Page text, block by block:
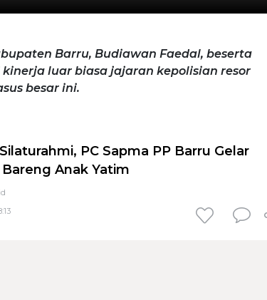
Barru, Budiawan Faedal, beserta
luar biasa jajaran kepolisian resor
besar ini.
PC Sapma PP Barru Gelar
Anak Yatim